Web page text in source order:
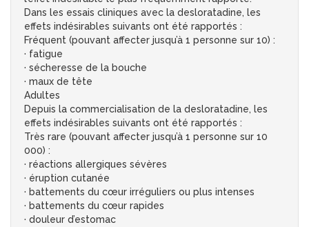
Dans les essais cliniques avec la desloratadine, les
effets indésirables suivants ont été rapportés :
Fréquent (pouvant affecter jusqu’à 1 personne sur 10) :
· fatigue
· sécheresse de la bouche
· maux de tête
Adultes
Depuis la commercialisation de la desloratadine, les
effets indésirables suivants ont été rapportés :
Très rare (pouvant affecter jusqu’à 1 personne sur 10
000) :
· réactions allergiques sévères
· éruption cutanée
· battements du cœur irréguliers ou plus intenses
· battements du cœur rapides
· douleur d’estomac